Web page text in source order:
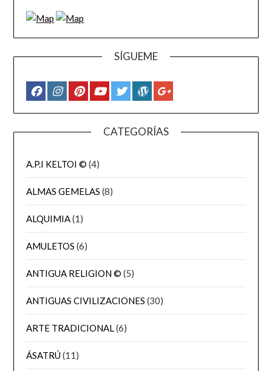
SÍGUEME
CATEGORÍAS
A.P.I KELTOI © (4)
ALMAS GEMELAS (8)
ALQUIMIA(1)
AMULETOS (6)
ANTIGUA RELIGION © (5)
ANTIGUAS CIVILIZACIONES (30)
ARTE TRADICIONAL(6)
ÁSATRÚ(11)